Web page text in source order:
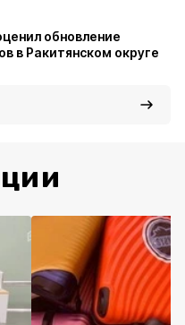
обновление
в Ракитянском округе